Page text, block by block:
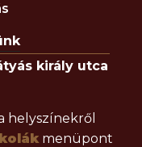
király utca
helyszínekről
menüpont